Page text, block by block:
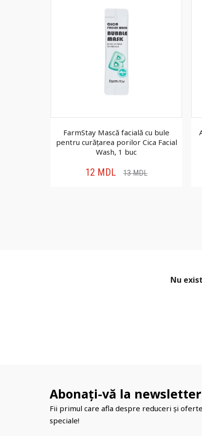
FarmStay Mască facială cu bule
pentru curățarea porilor Cica Facial
Wash, 1 buc
12 MDL 13MDL
Nu
Abonați-vă la newsletter
Fii primul care afla despre reduceri și oferte
speciale!